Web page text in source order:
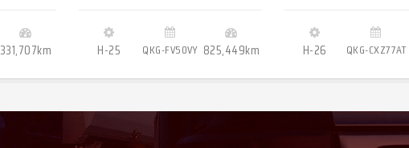
331,707km H-25 QKG-FV50VY 825,449km H-26 QKG-CXZ77AT